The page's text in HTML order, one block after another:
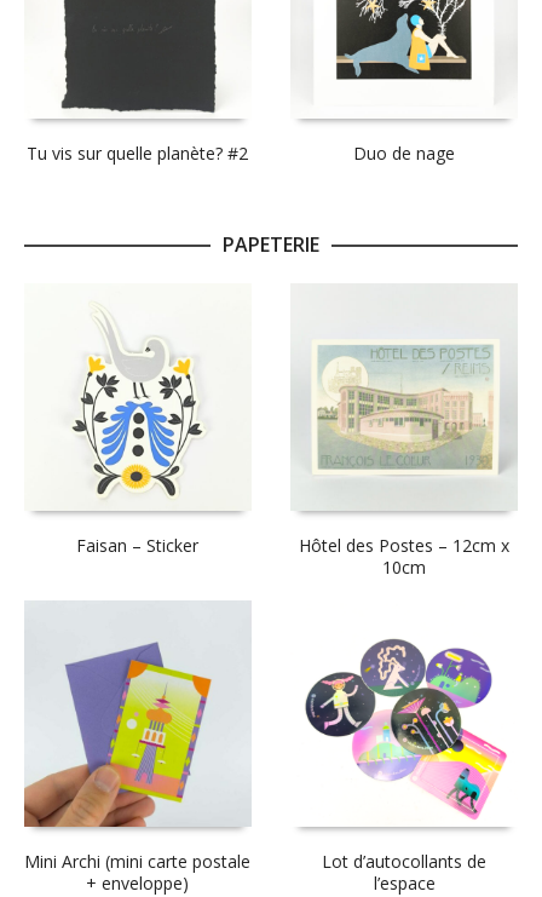
Tu vis sur quelle planète? #2 Duo de nage
PAPETERIE
Faisan – Sticker
Hôtel des Postes – 12cm x
10cm
Mini Archi (mini carte postale
+ enveloppe)
Lot d’autocollants de
l’espace